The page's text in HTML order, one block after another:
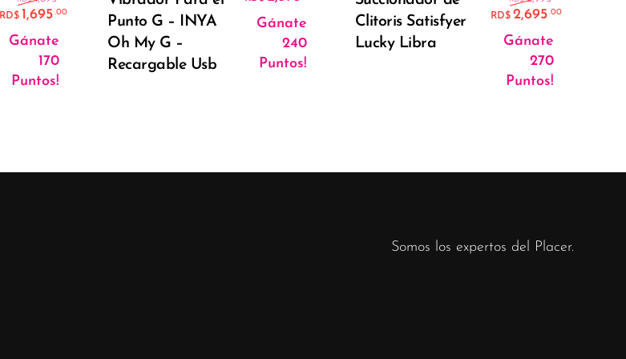
RD$ 1,695.00
El precio actual es: RD$1,695.00.
Gánate
170
Puntos!
Punto G – INYA
Oh My G –
Recargable Usb
Gánate
240
Puntos!
Clitoris Satisfyer
Lucky Libra
RD$ 2,695.00
Gánate
270
Puntos!
Somos los expertos del Placer.